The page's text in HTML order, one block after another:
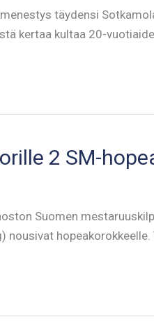
täydensi
kertaa kultaa 20-
2 SM-
Suomen
nousivat